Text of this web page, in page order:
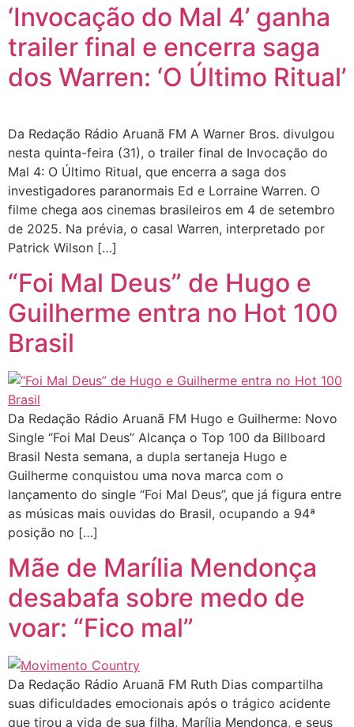
‘Invocação do Mal 4’ ganha
trailer final e encerra saga
dos Warren: ‘O Último Ritual’
Da Redação Rádio Aruanã FM A Warner Bros. divulgou
nesta quinta-feira (31), o trailer final de Invocação do
Mal 4: O Último Ritual, que encerra a saga dos
investigadores paranormais Ed e Lorraine Warren. O
filme chega aos cinemas brasileiros em 4 de setembro
de 2025. Na prévia, o casal Warren, interpretado por
Patrick Wilson […]
“Foi Mal Deus” de Hugo e
Guilherme entra no Hot 100
Brasil
Da Redação Rádio Aruanã FM Hugo e Guilherme: Novo
Single “Foi Mal Deus” Alcança o Top 100 da Billboard
Brasil Nesta semana, a dupla sertaneja Hugo e
Guilherme conquistou uma nova marca com o
lançamento do single “Foi Mal Deus”, que já figura entre
as músicas mais ouvidas do Brasil, ocupando a 94ª
posição no […]
Mãe de Marília Mendonça
desabafa sobre medo de
voar: “Fico mal”
Da Redação Rádio Aruanã FM Ruth Dias compartilha
suas dificuldades emocionais após o trágico acidente
que tirou a vida de sua filha, Marília Mendonça, e seus